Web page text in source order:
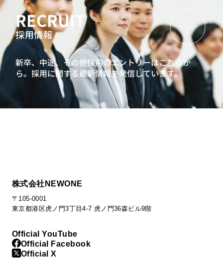
RECRUIT
採用情報
新卒、中途、その他採用のエントリーはこちらか
ら。採用に関する最新情報を発信しています。
株式会社NEWONE
〒105-0001
東京都港区虎ノ門3丁目4-7 虎ノ門36森ビル9階
Official YouTube
Official Facebook
Official X